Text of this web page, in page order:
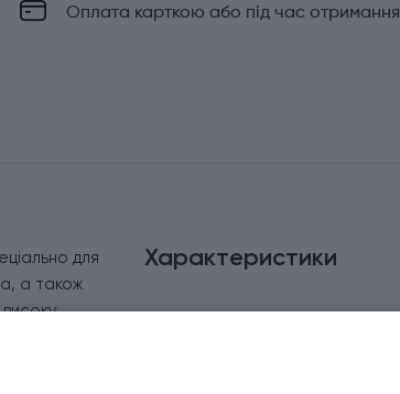
Оплата карткою або під час отримання
для
а також
Характеристики